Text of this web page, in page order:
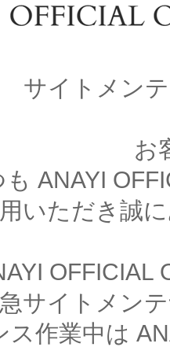
サイトメン
お
も ANAYI
いただき誠
OFFICIAL
サイトメン
ス作業中は